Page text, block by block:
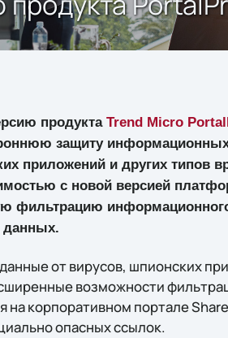
продукта Trend Micro
защиту
приложений и других типов
с новой версией
фильтрацию
данных.
от вирусов, шпионских
возможности
на корпоративном портале
опасных ссылок.